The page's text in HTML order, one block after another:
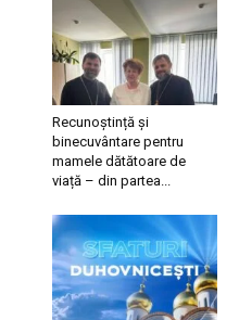
Recunoștință și
binecuvântare pentru
mamele dătătoare de
viață – din partea...